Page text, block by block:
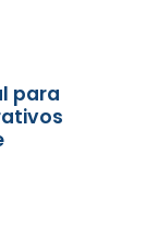
para